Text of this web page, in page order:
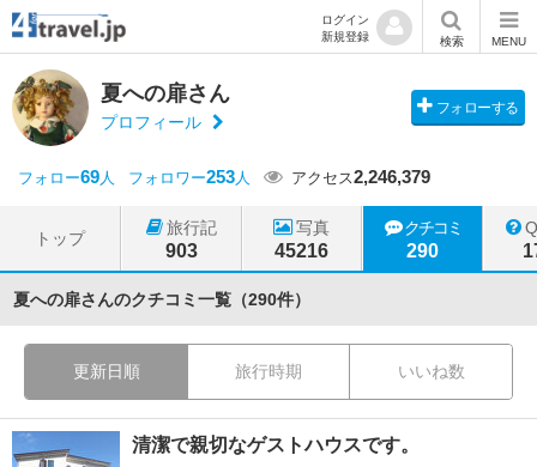
ログイン
新規登録
検索 MENU
夏への扉さん
プロフィール
フォローする
フォロー69人 フォロワー253人 アクセス2,246,379
トップ
旅行記
903
写真
45216
クチコミ
290
夏への扉さんのクチコミ一覧（290件）
更新日順 旅行時期 いいね数
清潔で親切なゲストハウスです。